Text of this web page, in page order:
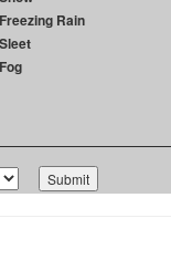
Freezing Rain
Sleet
Fog